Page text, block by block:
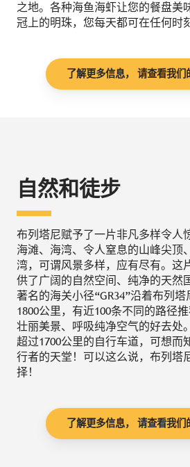
之地。各种海鱼海虾让您的餐盘美
冠上的明珠，您每天都可在任何时
了解更多信息， 请查看我们
自然和徒步
布列塔尼赋予了一片非凡多样令人
海滩、海湾、令人窒息的山峰尖顶
湾，可谓风景多样，应有尽有。这
供了广阔的自然空间、纯净的天然
著名的海关小径“GR34”沿着布列
1800公里，有近100条不同的路径
壮丽美景、呼吸纯净空气的好去处
超过1700公里的自行车道，可想而
行者的天堂！可以这么说，布列塔
择！
了解更多信息， 请查看我们